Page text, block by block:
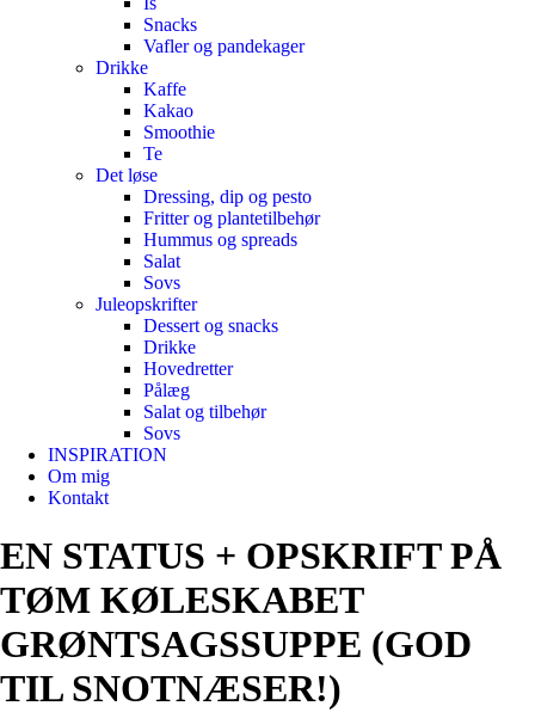
Snacks
Vafler og pandekager
Drikke
Kaffe
Kakao
Smoothie
Te
Det løse
Dressing, dip og pesto
Fritter og plantetilbehør
Hummus og spreads
Salat
Sovs
Juleopskrifter
Dessert og snacks
Drikke
Hovedretter
Pålæg
Salat og tilbehør
Sovs
INSPIRATION
Om mig
Kontakt
EN STATUS + OPSKRIFT PÅ
TØM KØLESKABET
GRØNTSAGSSUPPE (GOD
TIL SNOTNÆSER!)